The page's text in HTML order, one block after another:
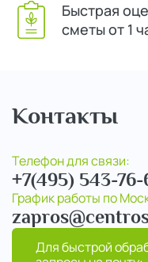
Быстрая
сметы от 1
Контакты
Телефон для связи:
+7(495) 543-76-
График работы по
Для быстрой